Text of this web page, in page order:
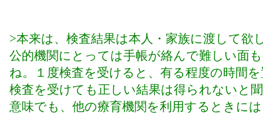
>本来は、検査結果は本人・家族に渡して欲
公的機関にとっては手帳が絡んで難しい面
ね。１度検査を受けると、有る程度の時間
検査を受けても正しい結果は得られないと
意味でも、他の療育機関を利用するときに